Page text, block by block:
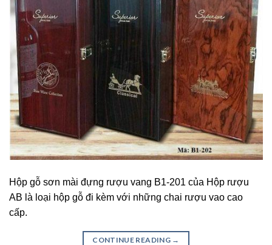
Hộp gỗ sơn mài đựng rượu vang B1-201 của Hộp rượu
AB là loại hộp gỗ đi kèm với những chai rượu vao cao
cấp.
CONTINUE READING →